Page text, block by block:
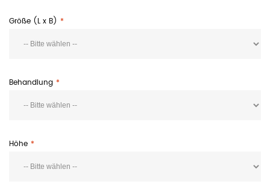
Größe (L x B)
Behandlung
Höhe